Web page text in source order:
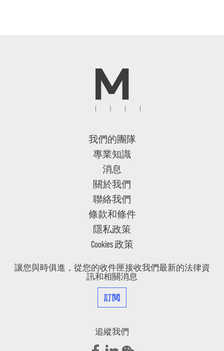
我們的團隊
專業知識
消息
關於我們
聯絡我們
條款和條件
隱私政策
Cookies 政策
讓您與時俱進，從您的收件匣接收我們最新的法律資
訊和相關消息
訂閲
追縱我們